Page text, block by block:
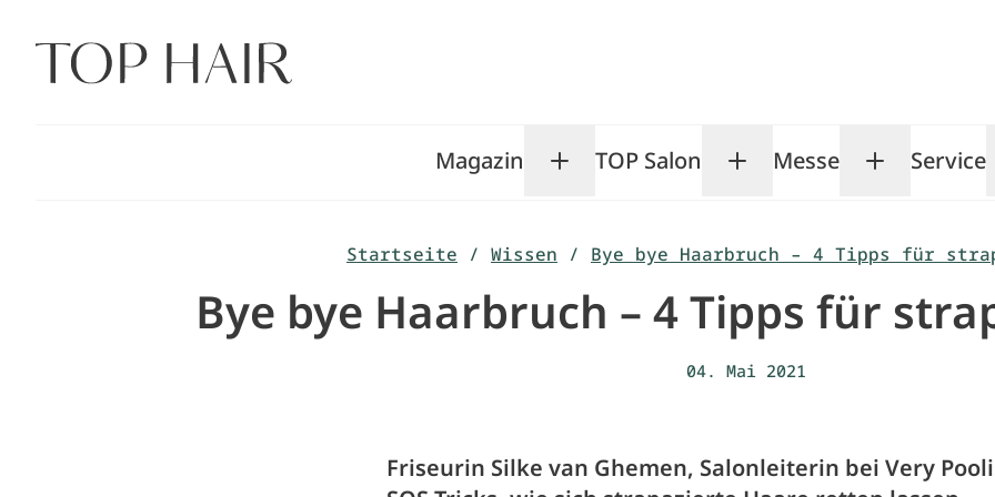
Inhalt
springen
Magazin Toggle Magazin submenu
TOP Salon Toggle TOP Salon
Messe ToggleService
Startseite / Wissen / Bye bye Haarbruch – 4 Tipps für
Bye bye Haarbruch – 4 Tipps für
04. Mai 2021
Friseurin Silke van Ghemen, Salonleiterin bei Very